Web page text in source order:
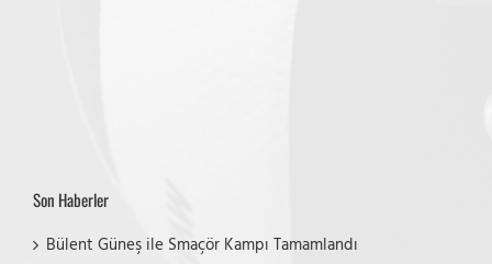
Son Haberler
Bülent Güneş ile Smaçör Kampı Tamamlandı